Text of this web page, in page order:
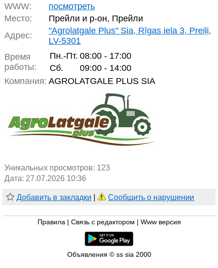
WWW:
посмотреть
Место:
Прейли и р-он, Прейли
Адрес:
"Agrolatgale Plus" Sia, Rīgas iela 3, Preiļi,
LV-5301
Время
работы:
Пн.-Пт. 08:00 - 17:00
Сб.
09:00 - 14:00
Компания: AGROLATGALE PLUS SIA
Уникальных просмотров: 123
Дата: 27.07.2026 10:36
Добавить в закладки Сообщить о нарушении
Правила Связь с редактором Www версия
Объявления © ss sia 2000